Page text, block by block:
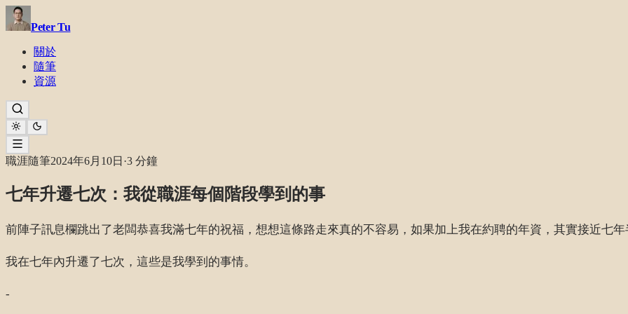
Peter Tu
關於
隨筆
資源
職涯隨筆2024年6月10日 ·3 分鐘
七年升遷七次：我從職涯每個階段學到的事
前陣子訊息欄跳出了老闆恭喜我滿七年的祝福，想想這條路走來真的不容易，如果加上我在約聘的年資，其實接近七年
我在七年內升遷了七次，這些是我學到的事情。
-